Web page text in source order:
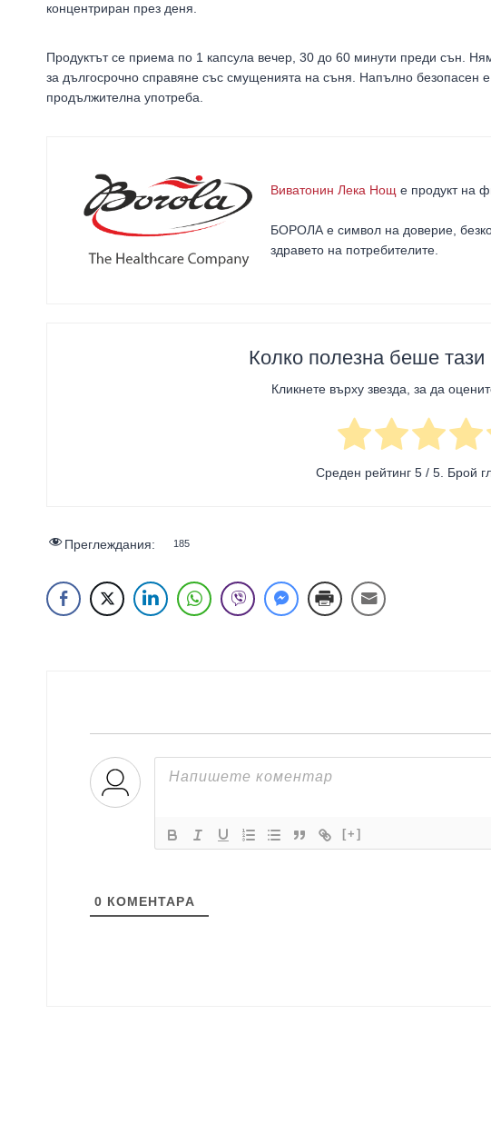
концентриран през деня.
Продуктът се приема по 1 капсула вечер, 30 до 60 минути преди сън.
за дългосрочно справяне със смущенията на съня. Напълно безопасен
продължителна употреба.
Виватонин Лека Нощ е продукт на
БОРОЛА е символ на доверие,
здравето на потребителите.
Колко полезна беше тази
Кликнете върху звезда, за да
Среден рейтинг 5 / 5. Брой
Преглеждания: 185
[+]
0 КОМЕНТАРA